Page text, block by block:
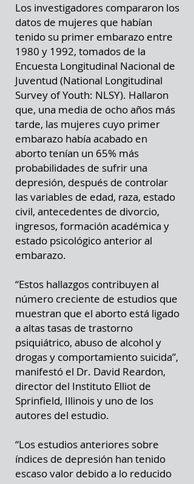
Los investigadores compararon los
datos de mujeres que habían
tenido su primer embarazo entre
1980 y 1992, tomados de la
Encuesta Longitudinal Nacional de
Juventud (National Longitudinal
Survey of Youth: NLSY). Hallaron
que, una media de ocho años más
tarde, las mujeres cuyo primer
embarazo había acabado en
aborto tenían un 65% más
probabilidades de sufrir una
depresión, después de controlar
las variables de edad, raza, estado
civil, antecedentes de divorcio,
ingresos, formación académica y
estado psicológico anterior al
embarazo.
“Estos hallazgos contribuyen al
número creciente de estudios que
muestran que el aborto está ligado
a altas tasas de trastorno
psiquiátrico, abuso de alcohol y
drogas y comportamiento suicida”,
manifestó el Dr. David Reardon,
director del Instituto Elliot de
Sprinfield, Illinois y uno de los
autores del estudio.
“Los estudios anteriores sobre
índices de depresión han tenido
escaso valor debido a lo reducido